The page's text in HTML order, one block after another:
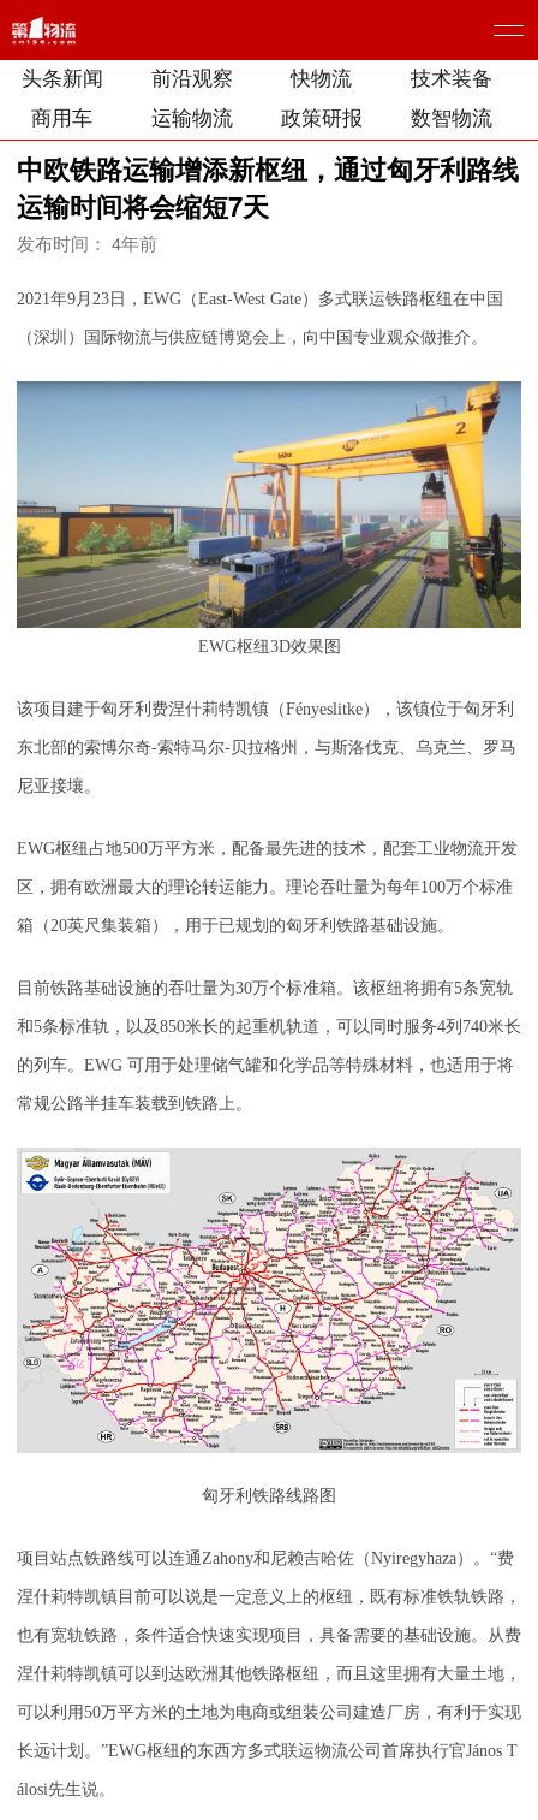
头条新闻 前沿观察 快物流
技术装备
商用车
运输物流 政策研报 数智物流
中欧铁路运输增添新枢纽，通过匈牙利路线
运输时间将会缩短7天
发布时间： 4年前
2021年9月23日，EWG（East-West Gate）多式联运铁路枢纽在中国
（深圳）国际物流与供应链博览会上，向中国专业观众做推介。
EWG枢纽3D效果图
该项目建于匈牙利费涅什莉特凯镇（Fényeslitke），该镇位于匈牙利
东北部的索博尔奇-索特马尔-贝拉格州，与斯洛伐克、乌克兰、罗马
尼亚接壤。
EWG枢纽占地500万平方米，配备最先进的技术，配套工业物流开发
区，拥有欧洲最大的理论转运能力。理论吞吐量为每年100万个标准
箱（20英尺集装箱），用于已规划的匈牙利铁路基础设施。
目前铁路基础设施的吞吐量为30万个标准箱。该枢纽将拥有5条宽轨
和5条标准轨，以及850米长的起重机轨道，可以同时服务4列740米长
的列车。EWG 可用于处理储气罐和化学品等特殊材料，也适用于将
常规公路半挂车装载到铁路上。
匈牙利铁路线路图
项目站点铁路线可以连通Zahony和尼赖吉哈佐（Nyiregyhaza）。“费
涅什莉特凯镇目前可以说是一定意义上的枢纽，既有标准铁轨铁路，
也有宽轨铁路，条件适合快速实现项目，具备需要的基础设施。从费
涅什莉特凯镇可以到达欧洲其他铁路枢纽，而且这里拥有大量土地，
可以利用50万平方米的土地为电商或组装公司建造厂房，有利于实现
长远计划。”EWG枢纽的东西方多式联运物流公司首席执行官János T
álosi先生说。